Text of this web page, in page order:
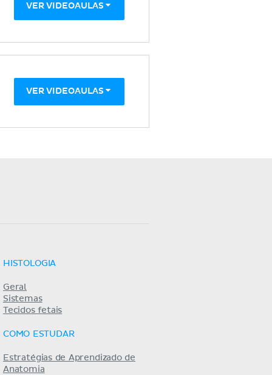
VER VIDEOAULAS
VER VIDEOAULAS
HISTOLOGIA
Geral
Sistemas
Tecidos fetais
COMO ESTUDAR
Estratégias de Aprendizado de
Anatomia